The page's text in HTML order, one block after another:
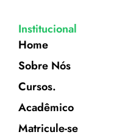
Institucional
Home
Sobre Nós
Cursos.
Acadêmico
Matricule-se